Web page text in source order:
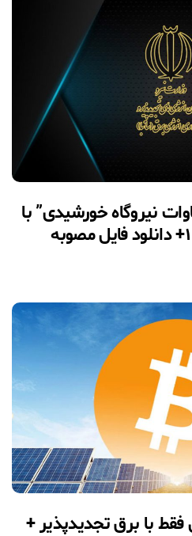
۴۰۰۰ مگاوات نیروگاه خورشیدی” با
با برق تجدیدپذیر +